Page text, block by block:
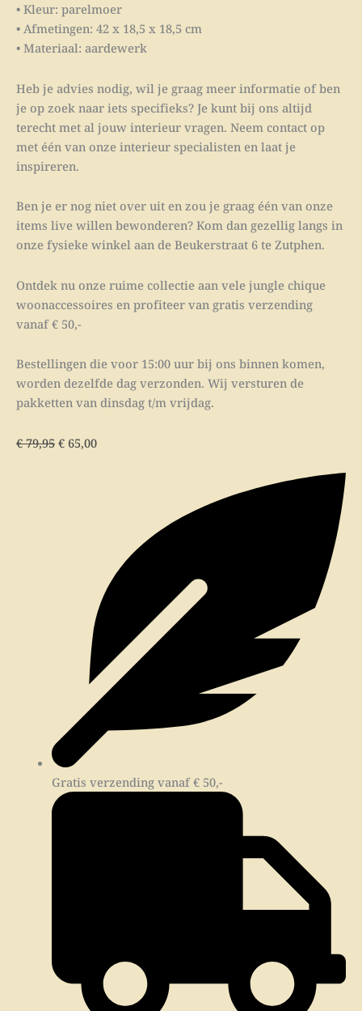
• Kleur: parelmoer
• Afmetingen: 42 x 18,5 x 18,5 cm
• Materiaal: aardewerk
Heb je advies nodig, wil je graag meer informatie of ben
je op zoek naar iets specifieks? Je kunt bij ons altijd
terecht met al jouw interieur vragen. Neem contact op
met één van onze interieur specialisten en laat je
inspireren.
Ben je er nog niet over uit en zou je graag één van onze
items live willen bewonderen? Kom dan gezellig langs in
onze fysieke winkel aan de Beukerstraat 6 te Zutphen.
Ontdek nu onze ruime collectie aan vele jungle chique
woonaccessoires en profiteer van gratis verzending
vanaf € 50,-
Bestellingen die voor 15:00 uur bij ons binnen komen,
worden dezelfde dag verzonden. Wij versturen de
pakketten van dinsdag t/m vrijdag.
€79,95 € 65,00
Gratis verzending vanaf € 50,-